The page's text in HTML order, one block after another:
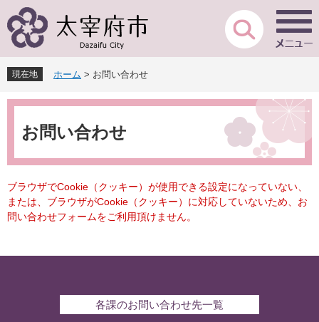
ー
先
頭
で
ニ
を
飛
ば
現在地 ホーム > お問い合わせ
本
お問い合わせ
ブラウザでCookie（クッキー）が使用できる設定になっていない、
または、ブラウザがCookie（クッキー）に対応していないため、お
問い合わせフォームをご利用頂けません。
各課のお問い合わせ先一覧